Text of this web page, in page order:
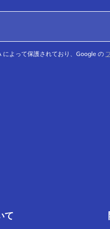
によって保護されており、Google の
て